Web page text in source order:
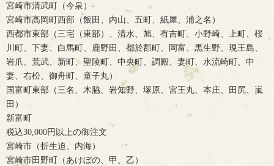
宮崎市清武町（今泉）
宮崎市高岡町西部（飯田、内山、五町、紙屋、浦之名）
西都市東部（三宅（東部）、清水、旭、有吉町、小野崎、上町、桜
川町、下妻、白馬町、鹿野田、都於郡町、岡富、黒生野、現王島、
岩爪、荒武、新町、聖陵町、中央町、調殿、妻町、水流崎町、中
妻、右松、御舟町、童子丸）
国富町東部（三名、木脇、岩知野、塚原、宮王丸、本庄、田尻、嵐
田）
新富町
税込30,000円以上の御注文
宮崎市（折生迫、内海）
宮崎市田野町（あけぼの、甲、乙）